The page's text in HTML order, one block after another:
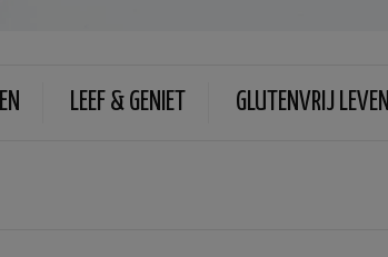
LEEF & GENIET GLUTENVRIJ LEVEN